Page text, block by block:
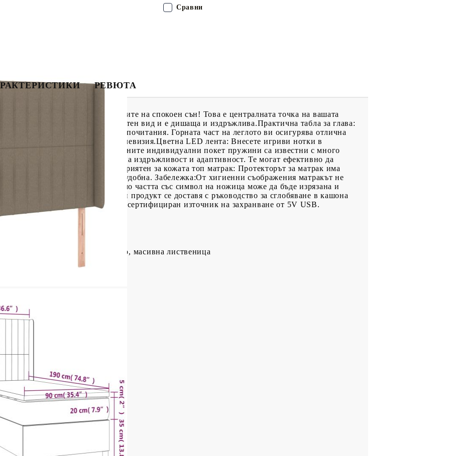
Сравни
РЕВЮТА
с матрак и LED, за да се насладите на спокоен сън! Това е централната точка на вашата
се отличава със семпъл и изчистен вид и е дишаща и издръжлива.Практична табла за глава:
на височина според вашите предпочитания. Горната част на леглото ви осигурява отлична
за да четете или гледате телевизия.Цветна LED лента: Внесете игриви нотки в
пружинен матрак: Вградените индивидуални покет пружини са известни с много
осигуряват високо ниво на издръжливост и адаптивност. Те могат ефективно да
от мятане и въртене.Благоприятен за кожата топ матрак: Протекторът за матрак има
материя, което я прави мека и удобна. Забележка:От хигиенни съображения матракът не
е отстранена или отворена.Само частта със символ на ножица може да бъде изрязана и
както преди.Всеки продукт се доставя с ръководство за сглобяване в кашона
USB конектор, но не е включен сертифициран източник на захранване от 5V USB.
шперплат, инженерно дърво, масивна лиственица
Д x В)
(100% полиестер)